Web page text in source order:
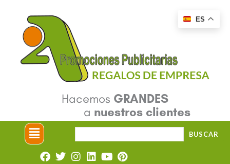
contenido
Hacemos GRANDES
a nuestros clientes
Menú BUSCAR
ES